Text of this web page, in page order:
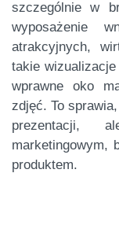
szczególnie w
wyposażenie
atrakcyjnych,
takie
wprawne oko
zdjęć. To
prezentacji,
marketingowym,
produktem.